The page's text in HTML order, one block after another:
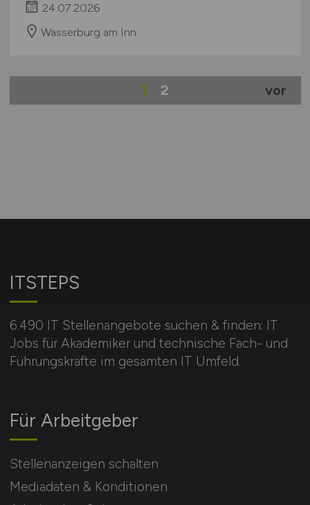
24.07.2026
Wasserburg am Inn
1 2 vor
ITSTEPS
6.490 IT Stellenangebote suchen & finden: IT
Jobs für Akademiker und technische Fach- und
Führungskräfte im gesamten IT Umfeld.
Für Arbeitgeber
Stellenanzeigen schalten
Mediadaten & Konditionen